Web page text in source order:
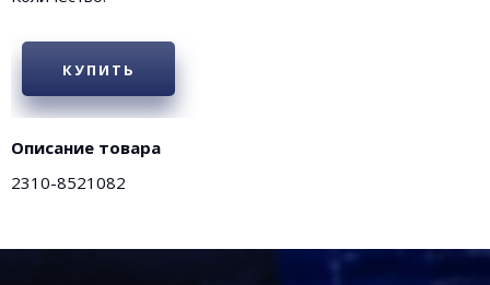
КУПИТЬ
Описание товара
2310-8521082